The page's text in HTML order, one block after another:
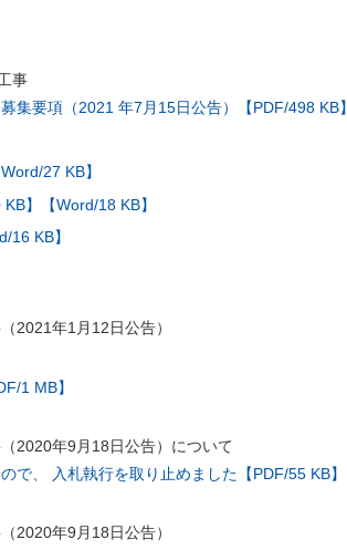
事
集要項（2021 年7月15日公告）【PDF/498 KB】
Word/27 KB】
】
【Word/18 KB】
16 KB】
2021年1月12日公告）
1 MB】
2020年9月18日公告）について
で、 入札執行を取り止めました【PDF/55 KB】
2020年9月18日公告）